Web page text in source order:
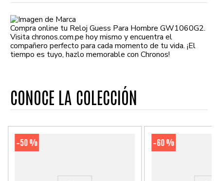
Compra online tu Reloj Guess Para Hombre GW1060G2.
Visita chronos.com.pe hoy mismo y encuentra el
compañero perfecto para cada momento de tu vida. ¡El
tiempo es tuyo, hazlo memorable con Chronos!
CONOCE LA COLECCIÓN
-50 % -60 %